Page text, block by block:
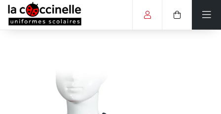
Tableaux des mesures
Galerie de photos